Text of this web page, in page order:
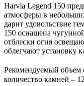
Harvia Legend 150
атмосферы в
дарит удовольствие
150 оснащена
отблески огня
облегчают установку
Рекомендуемый объем
количество камней –